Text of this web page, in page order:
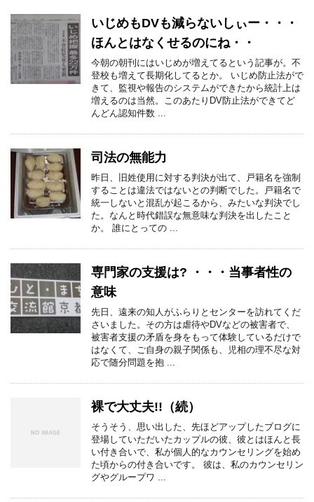
いじめもDVも減らないしぃー・・・
ほんとはなくせるのにね・・
今朝の朝刊にはいじめが増えてるという記事が。不
登校も増えて長期化してるとか。 いじめ防止法がで
きて、監視や報告のシステムができたから統計上は
増えるのは当然。このあたりDV防止法ができてど
んどん認知件数 ...
司法の無能力
昨日、旧姓使用に対する判決が出て、戸籍名を強制
することは違法ではないとの判断でした。戸籍名で
統一しないと混乱が起こるから、みたいな判決でし
た。なんと時代錯誤な無意味な判決を出したこと
か。 誰にとっての ...
専門家の支援は? ・・・当事者性の
意味
先日、遠来の知人がふらりとセンターを訪れてくだ
さいました。その方は虐待やDVなどの被害者で、
被害者支援の矛盾を身をもって体験しているだけで
はなくて、ご自身の親子関係も、児相の理不尽な対
応で随分問題を抱 ...
裸で大丈夫!!（続）
そうそう、思い出した、先ほどアップしたブログに
登場していただいたカップルの彼、彼とはほんと長
い付き合いで、私が個人的なカウンセリングを始め
た頃からの付き合いです。 彼は、私のカウンセリン
グやグループワ ...